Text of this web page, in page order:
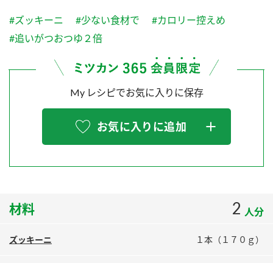
ふりかけ おすしの素
炊き込みご飯の素 米飯用調味液
Fibee
納豆のサイト
三ツ判山吹
スペシャルサイト
お酢を知ろう！
すしラボ
納豆の豆知識
MIM（ミツカンミュージアム）
お客様相談センター
お客様の声をいかしました
販売終了製品のご案内
よくあるご質問
ミツカン公式通販
#ズッキーニ #少ない食材で
#カロリー控えめ
#追いがつおつゆ２倍
My レシピでお気に入りに保存
お気に入りに追加
材料 2 人分
ズッキーニ １本（１７０ｇ）